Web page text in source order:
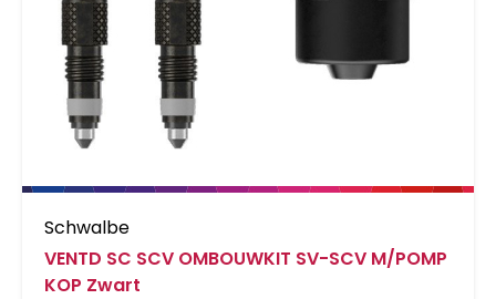
Schwalbe
VENTD SC SCV OMBOUWKIT SV-SCV M/POMP
KOP Zwart